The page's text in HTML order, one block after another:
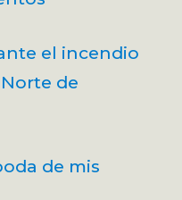
el incendio
de
de mis